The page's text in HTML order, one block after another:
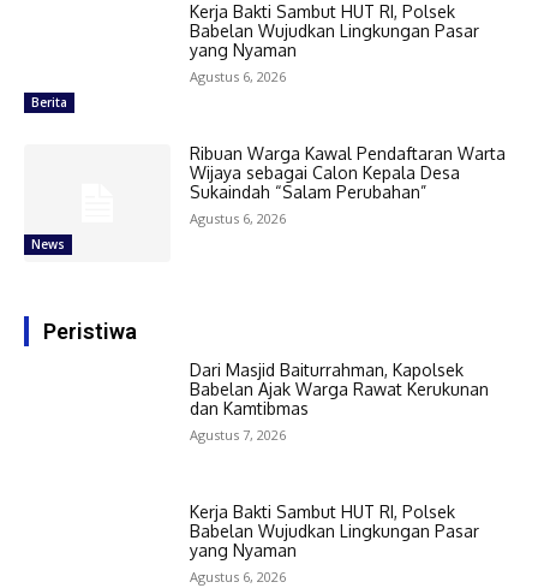
Berita
Kerja Bakti Sambut HUT RI, Polsek
Babelan Wujudkan Lingkungan Pasar
yang Nyaman
Agustus 6, 2026
News
Ribuan Warga Kawal Pendaftaran Warta
Wijaya sebagai Calon Kepala Desa
Sukaindah “Salam Perubahan”
Agustus 6, 2026
Peristiwa
Dari Masjid Baiturrahman, Kapolsek
Babelan Ajak Warga Rawat Kerukunan
dan Kamtibmas
Agustus 7, 2026
Kerja Bakti Sambut HUT RI, Polsek
Babelan Wujudkan Lingkungan Pasar
yang Nyaman
Agustus 6, 2026